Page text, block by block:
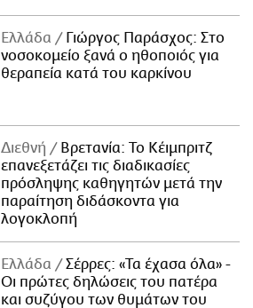
Ελλάδα
Γιώργος Παράσχος: Στο
νοσοκομείο ξανά ο ηθοποιός για
θεραπεία κατά του καρκίνου
Διεθνή
Βρετανία: Το Κέιμπριτζ
επανεξετάζει τις διαδικασίες
πρόσληψης καθηγητών μετά την
παραίτηση διδάσκοντα για
λογοκλοπή
Ελλάδα
Σέρρες: «Τα έχασα όλα» -
Οι πρώτες δηλώσεις του πατέρα
και συζύγου των θυμάτων του